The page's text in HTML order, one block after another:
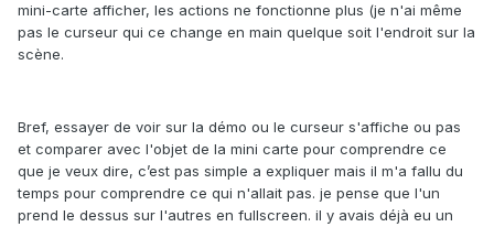
mini-carte afficher, les actions ne fonctionne plus (je n'ai même
pas le curseur qui ce change en main quelque soit l'endroit sur la
scène.
Bref, essayer de voir sur la démo ou le curseur s'affiche ou pas
et comparer avec l'objet de la mini carte pour comprendre ce
que je veux dire, c’est pas simple a expliquer mais il m'a fallu du
temps pour comprendre ce qui n'allait pas. je pense que l'un
prend le dessus sur l'autres en fullscreen. il y avais déjà eu un